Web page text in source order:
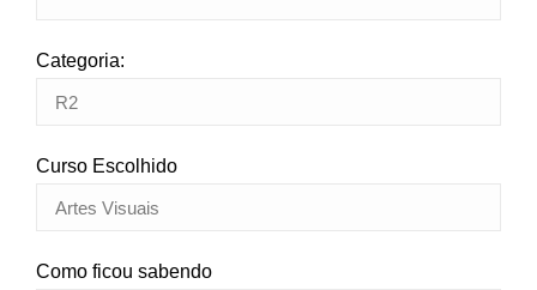
Categoria:
Curso Escolhido
Como ficou sabendo